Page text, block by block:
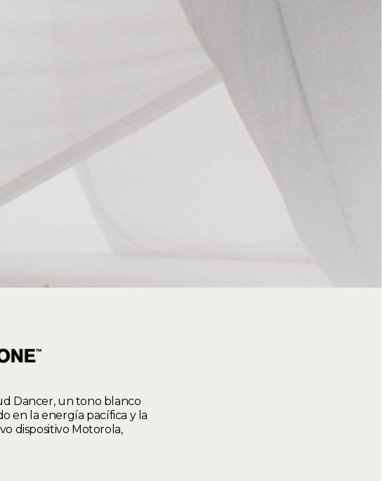
Dancer, un tono blanco
en la energía pacífica y la
dispositivo Motorola,